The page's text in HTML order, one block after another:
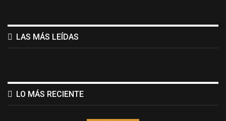
LAS MÁS LEÍDAS
LO MÁS RECIENTE